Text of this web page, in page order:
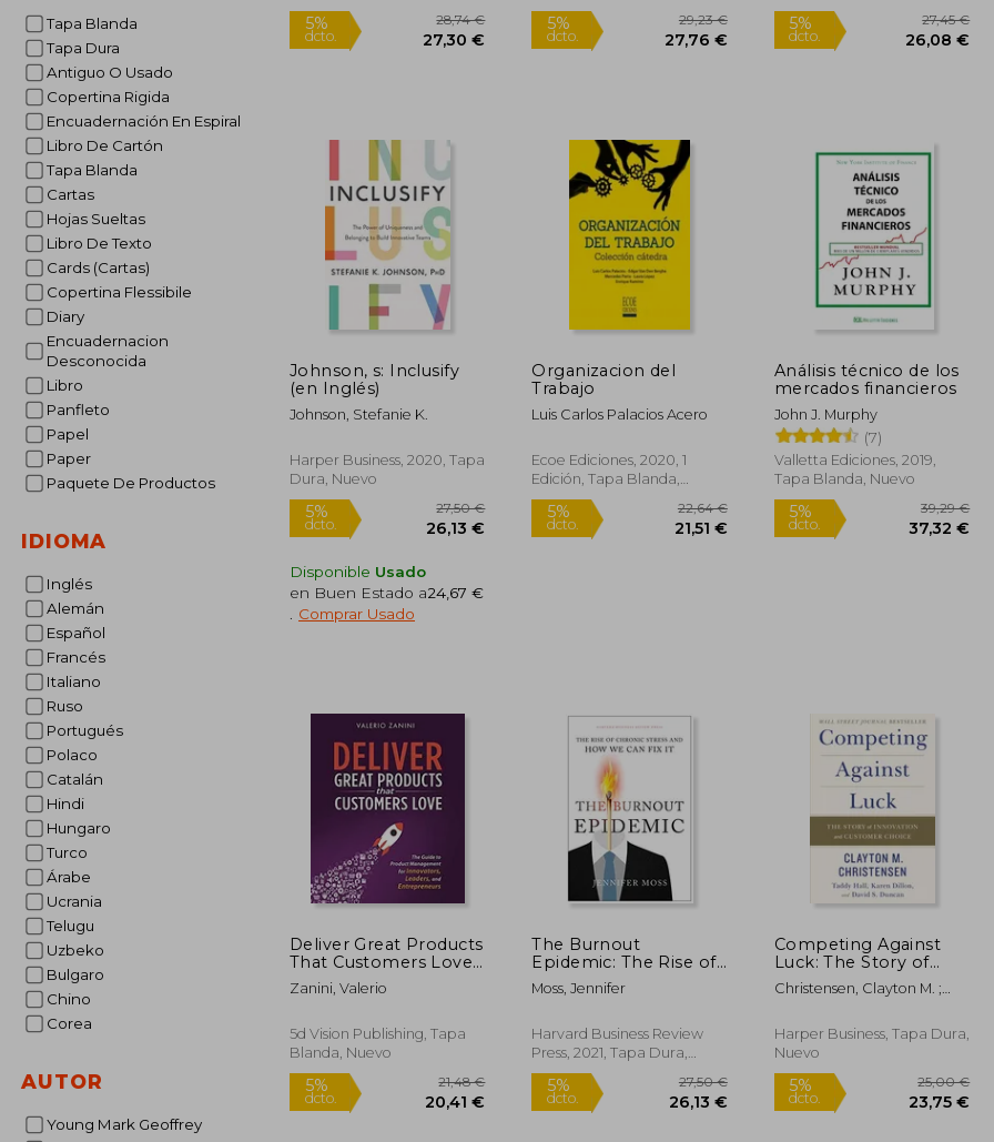
Tapa Blanda
Tapa Dura
Antiguo O Usado
Copertina Rigida
Encuadernación En Espiral
Libro De Cartón
Tapa Blanda
Cartas
Hojas Sueltas
Libro De Texto
Cards (Cartas)
Copertina Flessibile
Diary
Encuadernacion
Desconocida
Libro
Panfleto
Papel
Paper
Paquete De Productos
IDIOMA
Inglés
Alemán
Español
Francés
Italiano
Ruso
Portugués
Polaco
Catalán
Hindi
Hungaro
Turco
Árabe
Ucrania
Telugu
Uzbeko
Bulgaro
Chino
Corea
AUTOR
Young Mark Geoffrey
Johnson, s: Inclusify
(en Inglés)
Johnson, Stefanie K.
Harper Business, 2020, Tapa
Dura, Nuevo
Disponible Usado
en Buen Estado a24,67 €
Comprar Usado
Organizacion del
Trabajo
Luis Carlos Palacios Acero
Ecoe Ediciones, 2020, 1
Edición, Tapa Blanda,
Nuevo
Análisis técnico de los
mercados financieros
John J. Murphy
(7)
Valletta Ediciones, 2019,
Tapa Blanda, Nuevo
Deliver Great Products
That Customers Love:
The Guide to Product
Management for
and Entrepreneurs (en
Inglés)
Zanini, Valerio
5d Vision Publishing, Tapa
Blanda, Nuevo
The Burnout
Epidemic: The Rise of
Chronic Stress and
how we can fix it (en
Moss, Jennifer
Harvard Business Review
Press, 2021, Tapa Dura,
Nuevo
Competing Against
Luck: The Story of
Innovation and
Customer Choice (en
Christensen, Clayton M. ;
Harper Business, Tapa Dura,
Nuevo